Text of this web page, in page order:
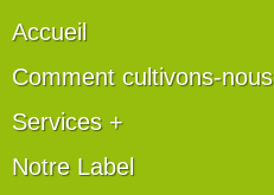
Accueil
Comment cultivons-nous
Services +
Notre Label